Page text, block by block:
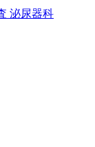
泌尿器科